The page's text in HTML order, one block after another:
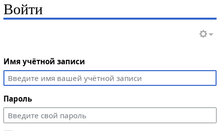
Войти
Имя учётной записи
Пароль